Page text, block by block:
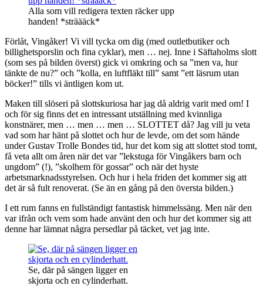
Alla som vill redigera texten räcker upp
handen! *sträääck*
Förlåt, Vingåker! Vi vill tycka om dig (med outletbutiker och
billighetsporslin och fina cyklar), men … nej. Inne i Säftaholms slott
(som ses på bilden överst) gick vi omkring och sa ”men va, hur
tänkte de nu?” och ”kolla, en luftfläkt till” samt ”ett läsrum utan
böcker!” tills vi äntligen kom ut.
Maken till slöseri på slottskuriosa har jag då aldrig varit med om! I
och för sig finns det en intressant utställning med kvinnliga
konstnärer, men … men … men … SLOTTET då? Jag vill ju veta
vad som har hänt på slottet och hur de levde, om det som hände
under Gustav Trolle Bondes tid, hur det kom sig att slottet stod tomt,
få veta allt om åren när det var ”lekstuga för Vingåkers barn och
ungdom” (!), ”skolhem för gossar” och när det hyste
arbetsmarknadsstyrelsen. Och hur i hela friden det kommer sig att
det är så fult renoverat. (Se än en gång på den översta bilden.)
I ett rum fanns en fullständigt fantastisk himmelssäng. Men när den
var ifrån och vem som hade använt den och hur det kommer sig att
denne har lämnat några persedlar på täcket, vet jag inte.
Se, där på sängen ligger en
skjorta och en cylinderhatt.